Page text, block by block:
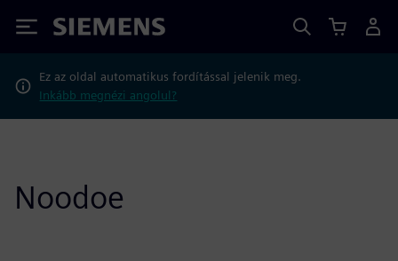
Siemens
Ez az oldal automatikus fordítással jelenik meg.
Inkább megnézi angolul?
Noodoe